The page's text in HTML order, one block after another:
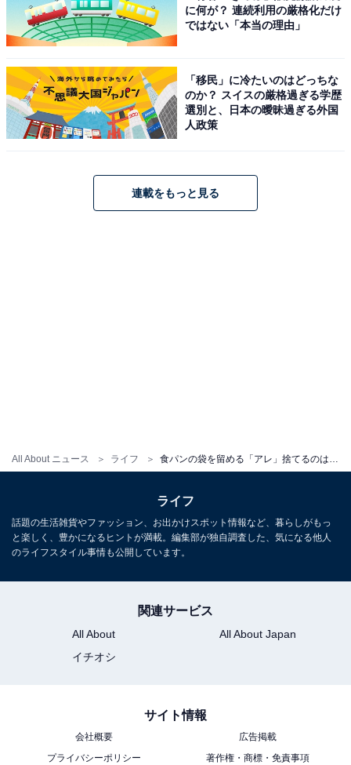
All About ニュース ライフ
コードやケーブルに付けておく
「バッグ・クロージャー」は、一部に隙間があってもす
ぐに外れてしまうことがないので、コードに付けること
ができます。充電式の家電にはそれぞれ充電コードが付
ともあります。そうすると、やたらケーブルが多くなっ
てしまいますよね。結果、「これ、なんのケーブル？」
「ケーブル迷子」を防げる
なってしまうので、それを防ぐために「バッグ・クロー
ジャー」を使います。油性ペンで文字を書きこむことが
できるので、筆者はメーカー名を書いていますよ。
に何が？ 連続利用の厳格化だけ
ではない「本当の理由」
「移民」に冷たいのはどっちな
のか？ スイスの厳格過ぎる学歴
選別と、日本の曖昧過ぎる外国
人政策
連載をもっと見る
ライフ
話題の生活雑貨やファッション、お出かけスポット情報など、暮らしがもっ
と楽しく、豊かになるヒントが満載。編集部が独自調査した、気になる他人
のライフスタイル事情も公開しています。
関連サービス
All About
All About Japan
イチオシ
サイト情報
会社概要
広告掲載
プライバシーポリシー
著作権・商標・免責事項